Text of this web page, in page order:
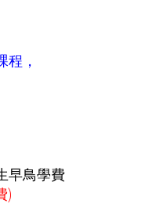
程，
早鳥學費
)